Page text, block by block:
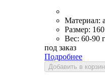
Материал:
Размер:
Вес: 60-90
под заказ
Подробнее
Добавить в